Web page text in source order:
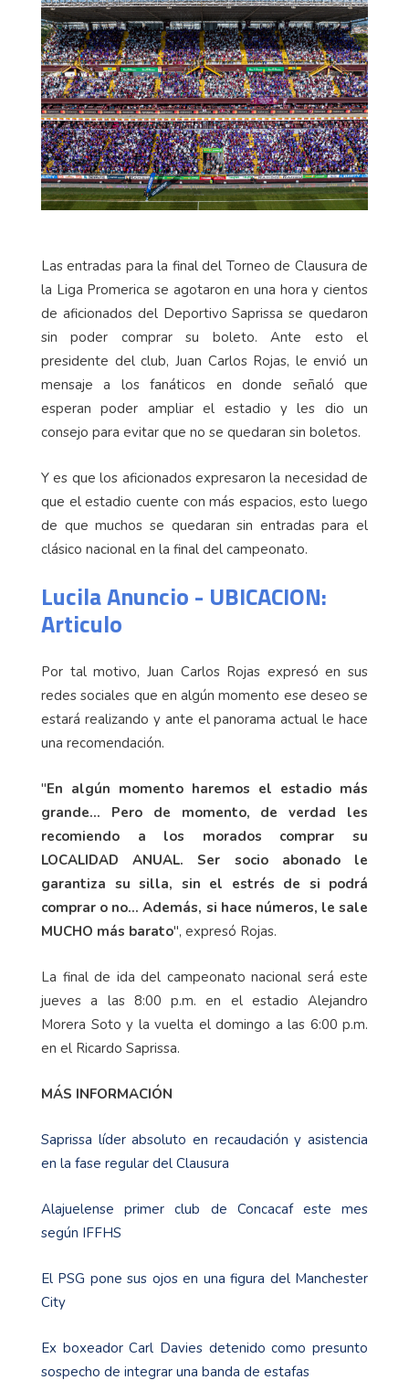
Las entradas para la final del Torneo de Clausura de
la Liga Promerica se agotaron en una hora y cientos
de aficionados del Deportivo Saprissa se quedaron
sin poder comprar su boleto. Ante esto el
presidente del club, Juan Carlos Rojas, le envió un
mensaje a los fanáticos en donde señaló que
esperan poder ampliar el estadio y les dio un
consejo para evitar que no se quedaran sin boletos.
Y es que los aficionados expresaron la necesidad de
que el estadio cuente con más espacios, esto luego
de que muchos se quedaran sin entradas para el
clásico nacional en la final del campeonato.
Lucila Anuncio - UBICACION:
Articulo
Por tal motivo, Juan Carlos Rojas expresó en sus
redes sociales que en algún momento ese deseo se
estará realizando y ante el panorama actual le hace
una recomendación.
"En algún momento haremos el estadio más
grande... Pero de momento, de verdad les
recomiendo a los morados comprar su
LOCALIDAD ANUAL. Ser socio abonado le
garantiza su silla, sin el estrés de si podrá
comprar o no... Además, si hace números, le sale
MUCHO más barato", expresó Rojas.
La final de ida del campeonato nacional será este
jueves a las 8:00 p.m. en el estadio Alejandro
Morera Soto y la vuelta el domingo a las 6:00 p.m.
en el Ricardo Saprissa.
MÁS INFORMACIÓN
Saprissa líder absoluto en recaudación y asistencia
en la fase regular del Clausura
Alajuelense primer club de Concacaf este mes
según IFFHS
El PSG pone sus ojos en una figura del Manchester
City
Ex boxeador Carl Davies detenido como presunto
sospecho de integrar una banda de estafas